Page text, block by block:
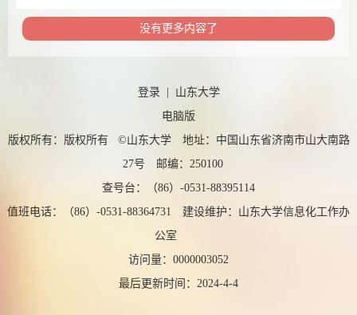
没有更多内容了
登录| 山东大学
电脑版
版权所有：版权所有 ©山东大学 地址：中国山东省济南市山大南路
27号 邮编：250100
查号台：（86）-0531-88395114
值班电话：（86）-0531-88364731 建设维护：山东大学信息化工作办
公室
访问量： 0000003052
最后更新时间： 2024-4-4